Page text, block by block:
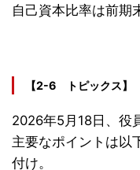
自己資本比率は前期
【2-6 トピックス】
2026年5月18日、役
主要なポイントは以
付け。